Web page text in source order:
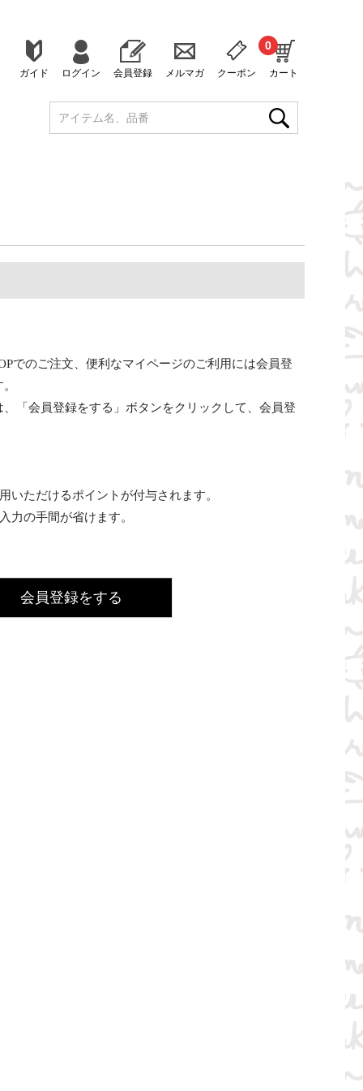
ガイド ログイン 会員登録 メルマガ クーポン カート
0
でのご注文、便利なマイページのご利用には会員登
「会員登録をする」ボタンをクリックして、会員登
いただけるポイントが付与されます。
力の手間が省けます。
会員登録をする